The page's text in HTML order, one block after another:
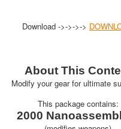
Download ->->->->
About This
Modify your gear for ultimate
This package contains:
2000